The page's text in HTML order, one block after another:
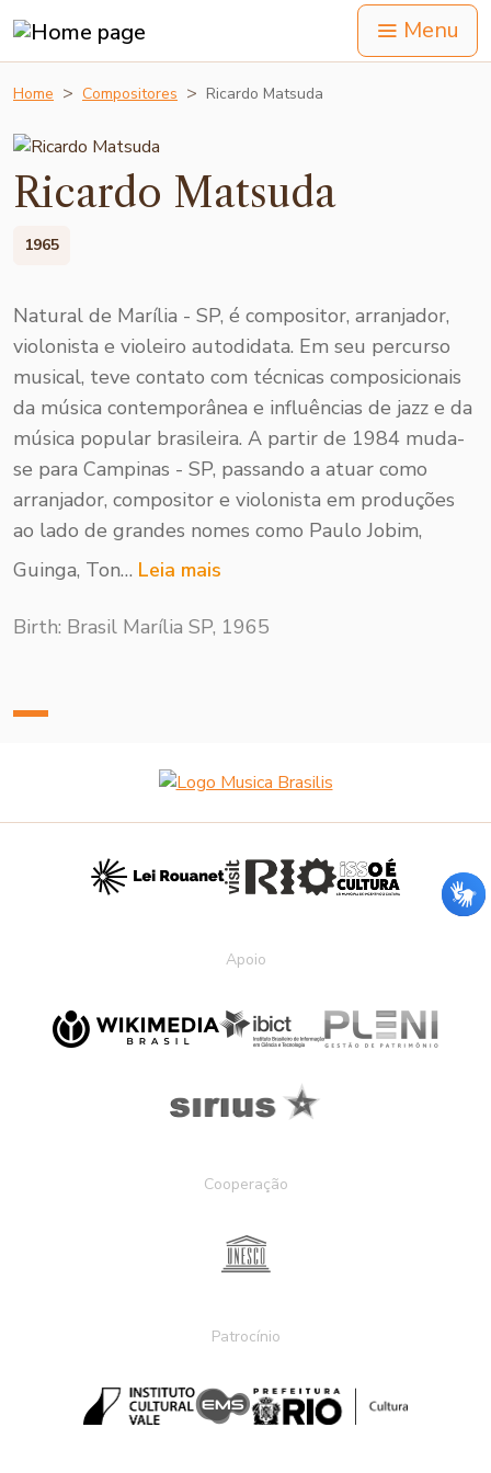
Menu
Home Compositores Ricardo Matsuda
Ricardo Matsuda
1965
Natural de Marília - SP, é compositor, arranjador,
violonista e violeiro autodidata. Em seu percurso
musical, teve contato com técnicas composicionais
da música contemporânea e influências de jazz e da
música popular brasileira. A partir de 1984 muda-
se para Campinas - SP, passando a atuar como
arranjador, compositor e violonista em produções
ao lado de grandes nomes como Paulo Jobim,
Guinga, Ton… Leia mais
Birth: Brasil Marília SP, 1965
Apoio
Cooperação
Patrocínio